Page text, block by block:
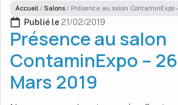
Accueil / Salons / Présence au salon ContaminExpo
Publié le 21/02/2019
Présence au salon
ContaminExpo –
Mars 2019